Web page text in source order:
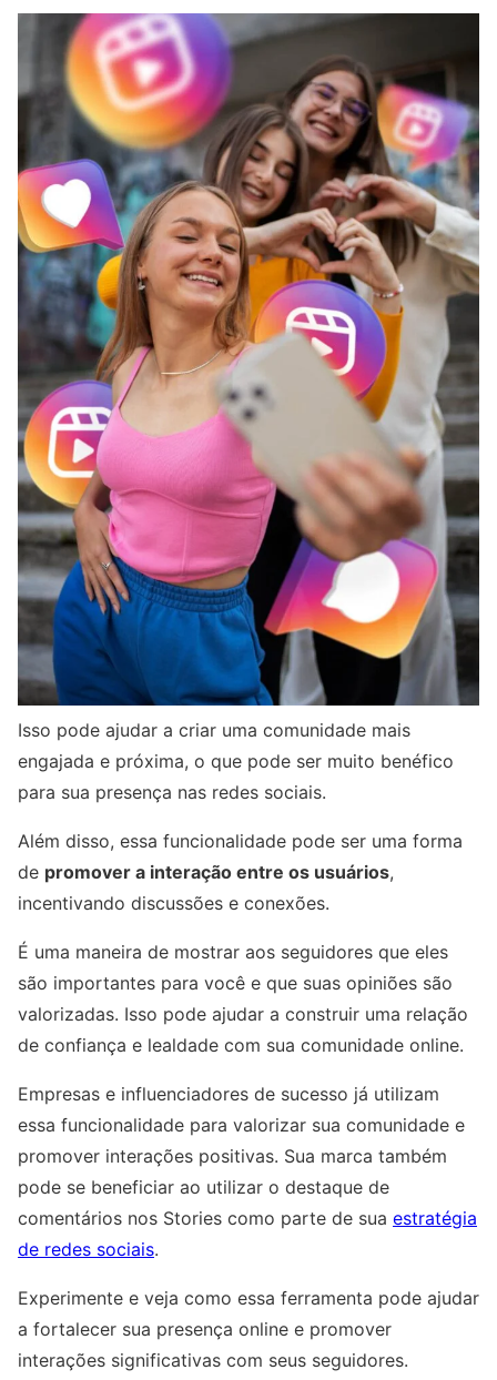
Isso pode ajudar a criar uma comunidade mais
engajada e próxima, o que pode ser muito benéfico
para sua presença nas redes sociais.
Além disso, essa funcionalidade pode ser uma forma
de promover a interação entre os usuários,
incentivando discussões e conexões.
É uma maneira de mostrar aos seguidores que eles
são importantes para você e que suas opiniões são
valorizadas. Isso pode ajudar a construir uma relação
de confiança e lealdade com sua comunidade online.
Empresas e influenciadores de sucesso já utilizam
essa funcionalidade para valorizar sua comunidade e
promover interações positivas. Sua marca também
pode se beneficiar ao utilizar o destaque de
comentários nos Stories como parte de sua estratégia
de redes sociais.
Experimente e veja como essa ferramenta pode ajudar
a fortalecer sua presença online e promover
interações significativas com seus seguidores.